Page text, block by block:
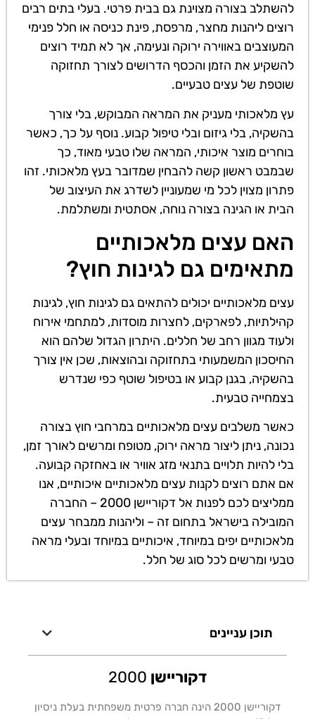
להשתלב בצורה מצוינת גם בבית פרטי. בעלי בתים רבים
רוצים ליהנות מחצר, מרפסת, פינת כניסה או חלל פנימי
המעוצבים באווירה ירוקה ונעימה, אך לא תמיד רוצים
להשקיע את הזמן והכסף הדרושים לצורך תחזוקה
שוטפת של עצים טבעיים.
עץ מלאכותי מעניק את המראה המבוקש, בלי צורך
בהשקיה, בלי גיזום ובלי טיפול קבוע. נוסף על כך, כאשר
בוחרים מוצר איכותי, המראה שלו טבעי מאוד, כך
שבמבט ראשון קשה להבחין שמדובר בעץ מלאכותי. זהו
פתרון מצוין לכל מי שמעוניין לשדרג את העיצוב של
הבית או הגינה בצורה נוחה, אסתטית ומשתלמת.
האם עצים מלאכותיים
מתאימים גם לגינות חוץ?
עצים מלאכותיים יכולים להתאים גם לגינות חוץ, לגינות
קהילתיות, לפארקים, לחצרות מוסדות, למתחמי אירוח
ולעוד מגוון רחב של חללים. היתרון הגדול שלהם הוא
החיסכון המשמעותי בתחזוקה ובהוצאות, שכן אין צורך
בהשקיה, בגנן קבוע או בטיפול שוטף כפי שנדרש
בצמחייה טבעית.
כאשר משלבים עצים מלאכותיים במרחבי חוץ בצורה
נכונה, ניתן ליצור מראה ירוק, מטופח ומרשים לאורך זמן,
בלי להיות תלויים בתנאי מזג אוויר או באחזקה קבועה.
אם אתם רוצים לקנות עצים מלאכותיים איכותיים, אנו
ממליצים לכם לפנות אל דקוריישן 2000 – החברה
המובילה בישראל בתחום זה – וליהנות ממבחר עצים
מלאכותיים יפים במיוחד, איכותיים במיוחד ובעלי מראה
טבעי ומרשים לכל סוג של חלל.
תוכן עניינים
דקוריישן 2000
דקוריישן 2000 הינה חברה פרטית משפחתית בעלת ניסיון